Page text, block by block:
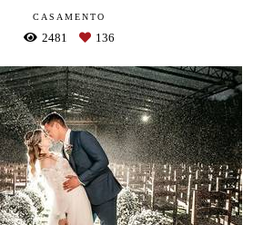
CASAMENTO
2481 136